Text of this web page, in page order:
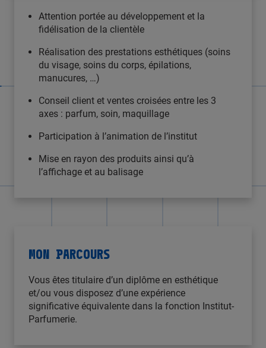
Attention portée au développement et la
fidélisation de la clientèle
Réalisation des prestations esthétiques (soins
du visage, soins du corps, épilations,
manucures, …)
Conseil client et ventes croisées entre les 3
axes : parfum, soin, maquillage
Participation à l’animation de l’institut
Mise en rayon des produits ainsi qu’à
l’affichage et au balisage
MON PARCOURS
Vous êtes titulaire d’un diplôme en esthétique
et/ou vous disposez d’une expérience
significative équivalente dans la fonction Institut-
Parfumerie.